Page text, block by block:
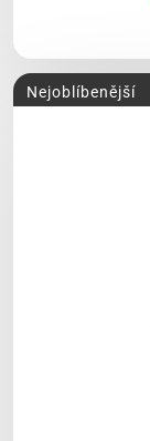
Nejoblíbenější